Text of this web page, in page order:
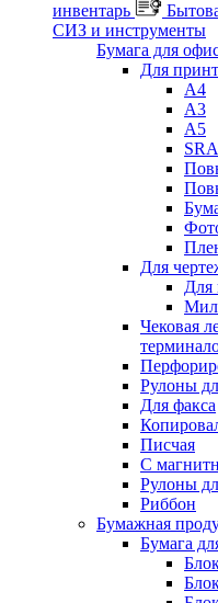
инвентарь
СИЗ и инструменты
Бумага для
Для
А4
А3
А5
Для
Для
Чековая
Рулоны
Для факса
Писчая
С
Рулоны
Риббон
Бумажная
Бумага